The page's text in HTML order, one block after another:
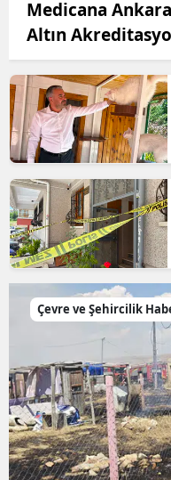
Medicana Ankara
Altın
Çevre ve Şehircilik